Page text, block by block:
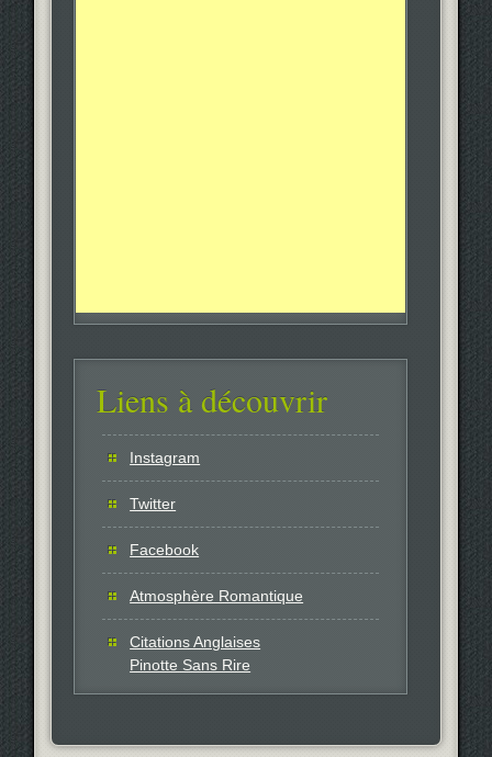
Liens à découvrir
Instagram
Twitter
Facebook
Atmosphère Romantique
Citations Anglaises
Pinotte Sans Rire